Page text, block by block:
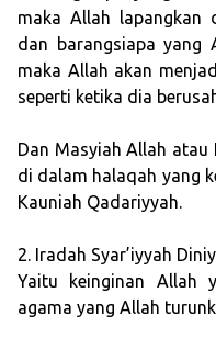
maka Allah lapangkan
dan barangsiapa yang
maka Allah akan
seperti ketika dia
Dan Masyiah Allah atau
di dalam halaqah yang
Kauniah Qadariyyah.
2. Iradah Syar’iyyah
Yaitu keinginan Allah
agama yang Allah